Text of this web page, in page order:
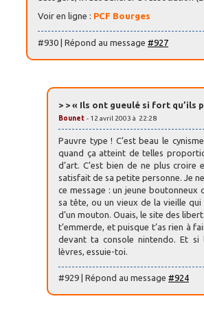
Voir en ligne : PCF Bourges
#930 | Répond au message #927
> > « Ils ont gueulé si fort qu’ils
Bounet - 12 avril 2003 à 22:28
Pauvre type ! C’est beau le
quand ça atteint de telles
d’art. C’est bien de ne plus croire
satisfait de sa petite personne. Je
ce message : un jeune boutonneux
sa tête, ou un vieux de la vieille qui
d’un mouton. Ouais, le site des
t’emmerde, et puisque t’as rien à
devant ta console nintendo. Et si
lèvres, essuie-toi.
#929 | Répond au message #924